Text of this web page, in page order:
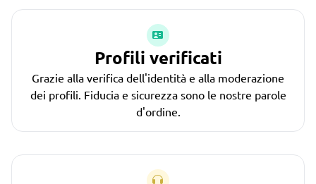
Profili verificati
Grazie alla verifica dell'identità e alla moderazione
dei profili. Fiducia e sicurezza sono le nostre parole
d'ordine.